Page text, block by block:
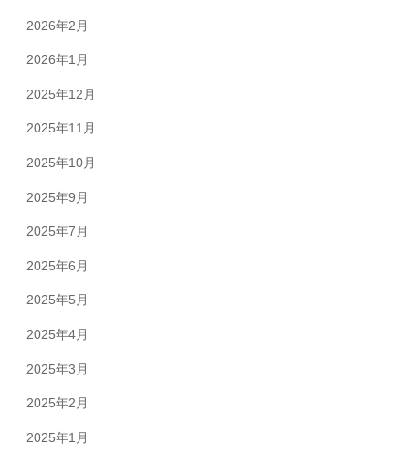
2026年2月
2026年1月
2025年12月
2025年11月
2025年10月
2025年9月
2025年7月
2025年6月
2025年5月
2025年4月
2025年3月
2025年2月
2025年1月